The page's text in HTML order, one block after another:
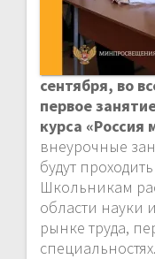
сентября, во
первое
курса «Россия
внеурочные
будут
Школьникам
области науки
рынке труда,
специальностях.